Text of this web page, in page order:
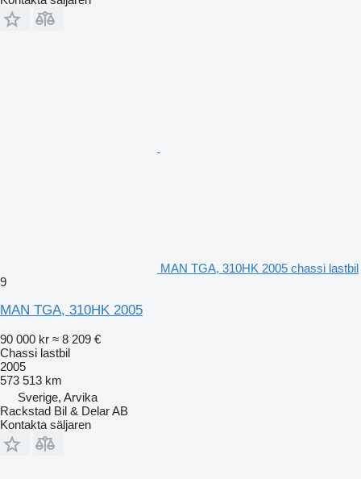
MAN TGA, 310HK 2005 chassi lastbil
9
MAN TGA, 310HK 2005
90 000 kr ≈ 8 209 €
Chassi lastbil
2005
573 513 km
Sverige, Arvika
Rackstad Bil & Delar AB
Kontakta säljaren